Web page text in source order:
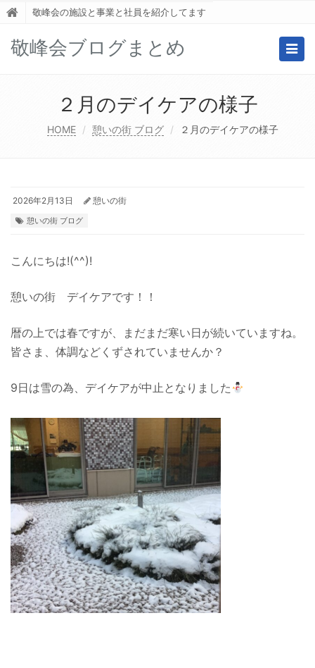
敬峰会の施設と事業と社員を紹介してます
敬峰会ブログまとめ
２月のデイケアの様子
HOME 憩いの街 ブログ ２月のデイケアの様子
2026年2月13日 憩いの街
憩いの街 ブログ
こんにちは!(^^)!
憩いの街 デイケアです！！
暦の上では春ですが、まだまだ寒い日が続いていますね。
皆さま、体調などくずされていませんか？
9日は雪の為、デイケアが中止となりました